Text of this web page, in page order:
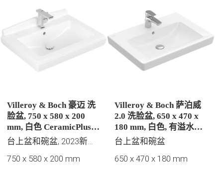
Villeroy & Boch 豪迈 洗
脸盆, 750 x 580 x 200
mm, 白色 CeramicPlus |
易洁釉面, 有溢水孔
750 x 580 x 200 mm
Villeroy & Boch 萨泊威
2.0 洗脸盆, 650 x 470 x
180 mm, 白色, 有溢水孔,
抛光
台上盆和碗盆
650 x 470 x 180 mm